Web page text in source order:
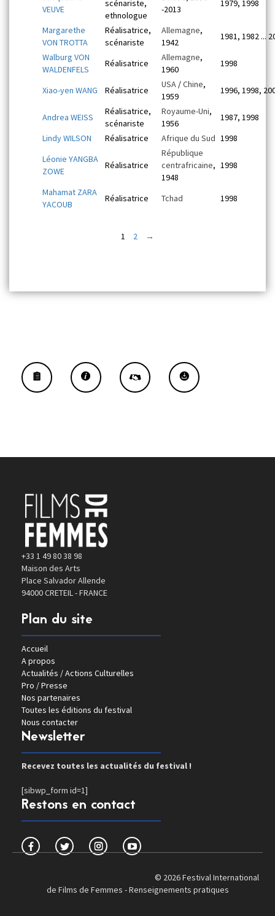
VEUVE
scénariste,
ethnologue
-2013
1979, 1998
Margarethe
VON TROTTA
Réalisatrice,
scénariste
Allemagne,
1942
1981, 1982 ...
Walburg VON
WALDENFELS
Réalisatrice
Allemagne,
1960
1998
Xiao-yen WANG Réalisatrice
USA /Chine,
1959
1996, 1998,
Andrea WEISS
Réalisatrice,
scénariste
Royaume-Uni,
1956
1987, 1998
Lindy WILSON
Réalisatrice Afrique du Sud 1998
Léonie YANGBA
ZOWE
Réalisatrice
République
centrafricaine,
1948
1998
Mahamat ZARA
YACOUB
Réalisatrice Tchad 1998
1 2 →
+33 1 49 80 38 98
Maison des Arts
Place Salvador Allende
94000 CRETEIL - FRANCE
Plan du site
Accueil
A propos
Actualités / Actions Culturelles
Pro / Presse
Nos partenaires
Toutes les éditions du festival
Nous contacter
Newsletter
Recevez toutes les actualités du festival !
[sibwp_form id=1]
Restons en contact
© 2026 Festival International
de Films de Femmes -Renseignements pratiques